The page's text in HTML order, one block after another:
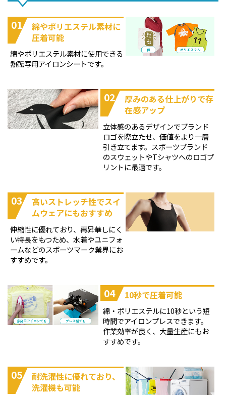
01
綿やポリエステル素材に
圧着可能
綿やポリエステル素材に使用できる
熱転写用アイロンシートです。
02
厚みのある仕上がりで存
在感アップ
立体感のあるデザインでブランド
ロゴを際立たせ、価値をより一層
引き立てます。スポーツブランド
のスウェットやTシャツへのロゴプ
リントに最適です。
03
高いストレッチ性でスイ
ムウェアにもおすすめ
伸縮性に優れており、再昇華しにく
い特長をもつため、水着やユニフォ
ームなどのスポーツマーク業界にお
すすめです。
04 10秒で圧着可能
綿・ポリエステルに10秒という短
時間でアイロンプレスできます。
作業効率が良く、大量生産にもお
すすめです。
05
耐洗濯性に優れており、
洗濯機も可能